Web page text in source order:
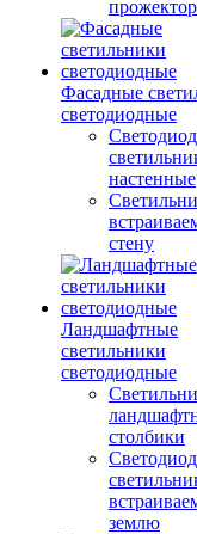
Фасадные
светодиодные
настенные
стену
Ландшафтные
светильники
светодиодные
столбики
землю